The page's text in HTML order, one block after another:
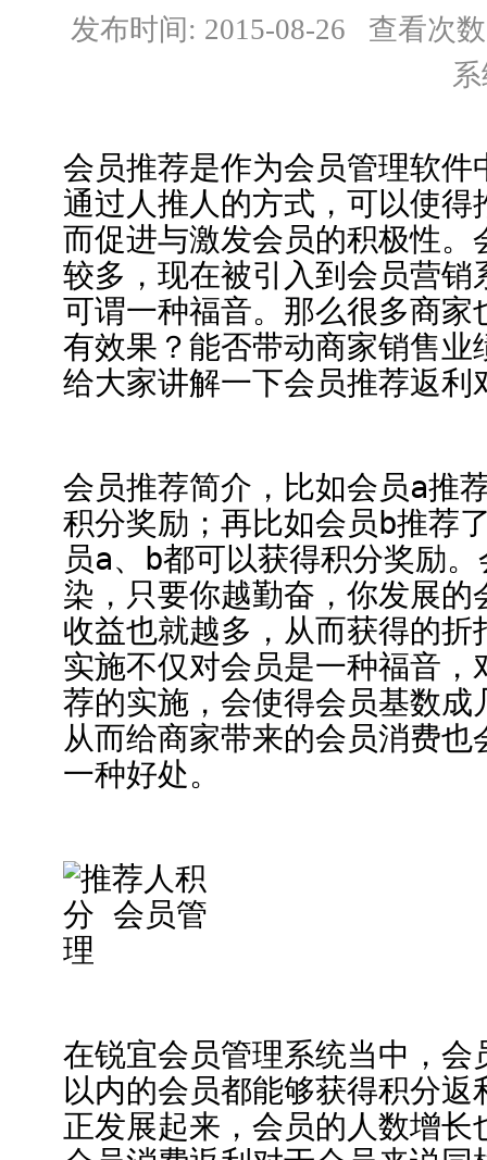
发布时间: 2015-08-26 查看次
会员推荐是作为会员管理软
通过人推人的方式，可以使
而促进与激发会员的积极性
较多，现在被引入到会员营
可谓一种福音。那么很多商
有效果？能否带动商家销售
给大家讲解一下会员推荐返利
会员推荐简介，比如会员a推
积分奖励；再比如会员b推荐
员a、b都可以获得积分奖励
染，只要你越勤奋，你发展
收益也就越多，从而获得的
实施不仅对会员是一种福音
荐的实施，会使得会员基数
从而给商家带来的会员消费
一种好处。
在锐宜会员管理系统当中，
以内的会员都能够获得积分
正发展起来，会员的人数增